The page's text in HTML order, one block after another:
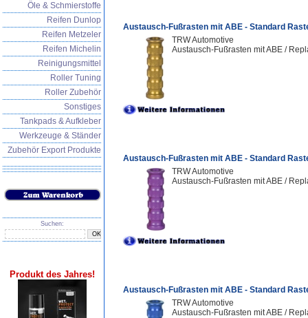
Öle & Schmierstoffe
Reifen Dunlop
Reifen Metzeler
Reifen Michelin
Reinigungsmittel
Roller Tuning
Roller Zubehör
Sonstiges
Tankpads & Aufkleber
Werkzeuge & Ständer
Zubehör Export Produkte
Suchen:
Produkt des Jahres!
Austausch-Fußrasten mit ABE - Standard
TRW Automotive
Austausch-Fußrasten mit ABE /
Austausch-Fußrasten mit ABE - Standard
TRW Automotive
Austausch-Fußrasten mit ABE /
Austausch-Fußrasten mit ABE - Standard
TRW Automotive
Austausch-Fußrasten mit ABE /